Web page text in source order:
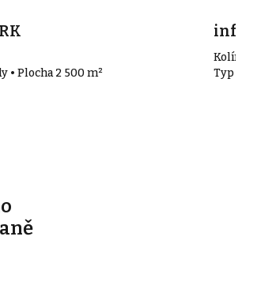
• Plocha 2 500 m²
info v
Kolín
Typ